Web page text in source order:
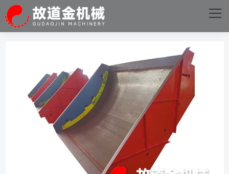
网站首页
成功案例
D体育·电子（中国）官方网站
D体育·电子（中国）官方网站